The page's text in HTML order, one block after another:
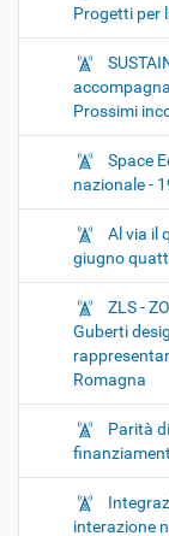
Progetti per
Prossimi
Space
nazionale -
Al via il
giugno
ZLS -
Guberti
Romagna
Parità
interazione